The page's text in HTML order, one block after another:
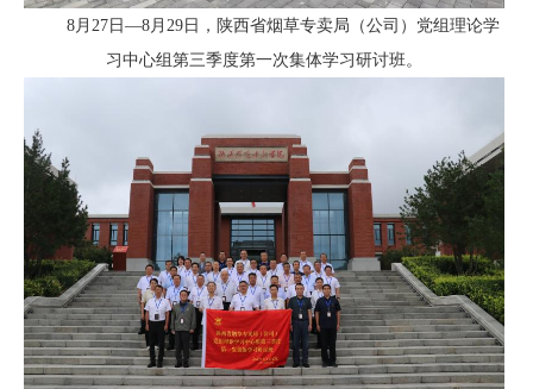
8月27日—8月29日， 陕西省烟草专卖局（公司）党组理论学
习中心组第三季度第一次集体学习研讨班 。